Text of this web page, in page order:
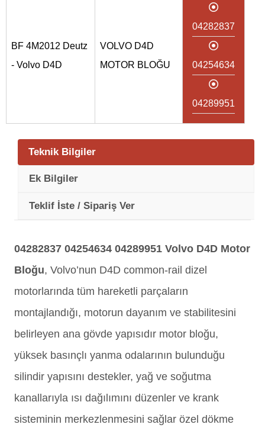
BF 4M2012 Deutz
- Volvo D4D
VOLVO D4D
MOTOR BLOĞU
04282837
04254634
04289951
Teknik Bilgiler
Ek Bilgiler
Teklif İste / Sipariş Ver
04282837 04254634 04289951 Volvo D4D Motor
Bloğu, Volvo’nun D4D common-rail dizel
motorlarında tüm hareketli parçaların
montajlandığı, motorun dayanım ve stabilitesini
belirleyen ana gövde yapısıdır motor bloğu,
yüksek basınçlı yanma odalarının bulunduğu
silindir yapısını destekler, yağ ve soğutma
kanallarıyla ısı dağılımını düzenler ve krank
sisteminin merkezlenmesini sağlar özel dökme